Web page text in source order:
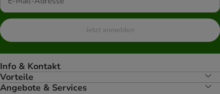
Jetzt anmelden
Info & Kontakt
Vorteile
Angebote & Services